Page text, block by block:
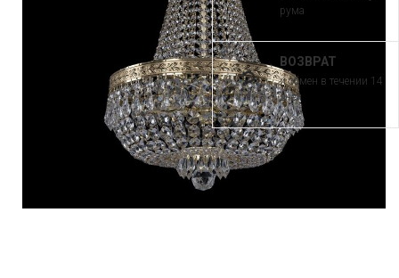
рума
ВОЗВРАТ
и обмен в течении 14
дней